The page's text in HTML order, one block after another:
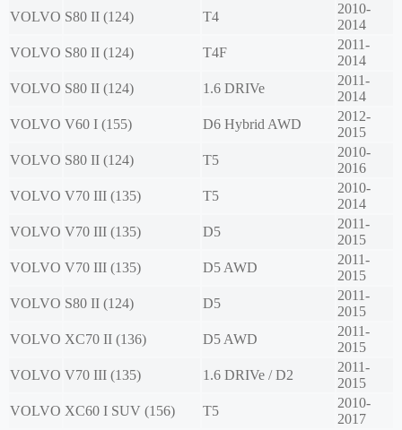
VOLVO S80 II (124) T4
2010-
2014
VOLVO S80 II (124) T4F
2011-
2014
VOLVO S80 II (124) 1.6 DRIVe
2011-
2014
VOLVO V60 I (155) D6 Hybrid AWD
2012-
2015
VOLVO S80 II (124) T5
2010-
2016
VOLVO V70 III (135) T5
2010-
2014
VOLVO V70 III (135) D5
2011-
2015
VOLVO V70 III (135) D5 AWD
2011-
2015
VOLVO S80 II (124) D5
2011-
2015
VOLVO XC70 II (136) D5 AWD
2011-
2015
VOLVO V70 III (135) 1.6 DRIVe / D2
2011-
2015
VOLVO XC60 I SUV (156) T5
2010-
2017